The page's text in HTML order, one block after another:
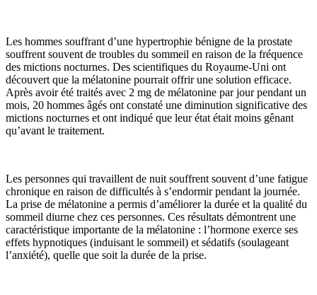
Les hommes souffrant d’une hypertrophie bénigne de la prostate
souffrent souvent de troubles du sommeil en raison de la fréquence
des mictions nocturnes. Des scientifiques du Royaume-Uni ont
découvert que la mélatonine pourrait offrir une solution efficace.
Après avoir été traités avec 2 mg de mélatonine par jour pendant un
mois, 20 hommes âgés ont constaté une diminution significative des
mictions nocturnes et ont indiqué que leur état était moins gênant
qu’avant le traitement.
Les personnes qui travaillent de nuit souffrent souvent d’une fatigue
chronique en raison de difficultés à s’endormir pendant la journée.
La prise de mélatonine a permis d’améliorer la durée et la qualité du
sommeil diurne chez ces personnes. Ces résultats démontrent une
caractéristique importante de la mélatonine : l’hormone exerce ses
effets hypnotiques (induisant le sommeil) et sédatifs (soulageant
l’anxiété), quelle que soit la durée de la prise.